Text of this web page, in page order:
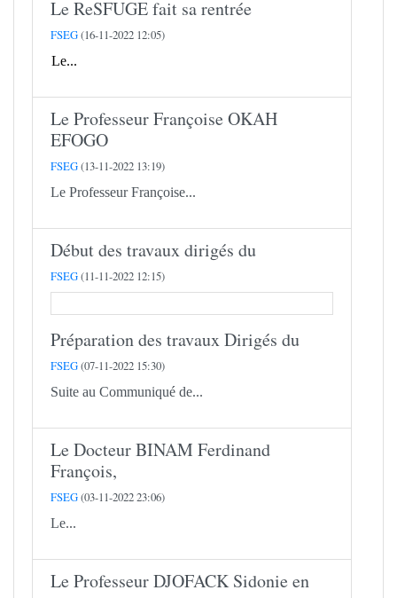
Le ReSFUGE fait sa rentrée
FSEG(16-11-2022 12:05)
Le...
Le Professeur Françoise OKAH
EFOGO
FSEG(13-11-2022 13:19)
Le Professeur Françoise...
Début des travaux dirigés du
FSEG(11-11-2022 12:15)
Préparation des travaux Dirigés du
FSEG(07-11-2022 15:30)
Suite au Communiqué de...
Le Docteur BINAM Ferdinand
François,
FSEG(03-11-2022 23:06)
Le...
Le Professeur DJOFACK Sidonie en